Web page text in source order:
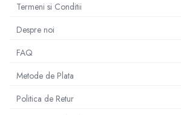
Termeni si Conditii
Despre noi
FAQ
Metode de Plata
Politica de Retur